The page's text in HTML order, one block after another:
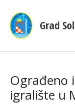
Grad
Ograđeno
igralište u